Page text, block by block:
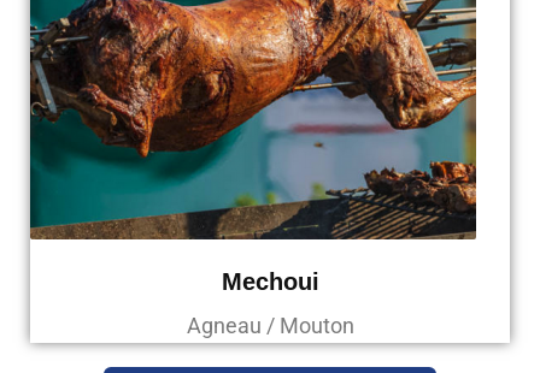
Mechoui
Agneau / Mouton